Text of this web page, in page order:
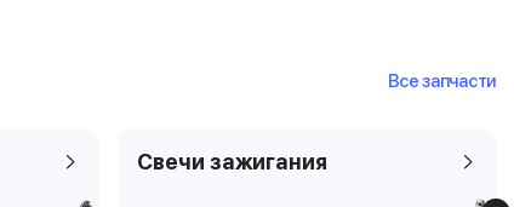
Все запчасти
Свечи зажигания